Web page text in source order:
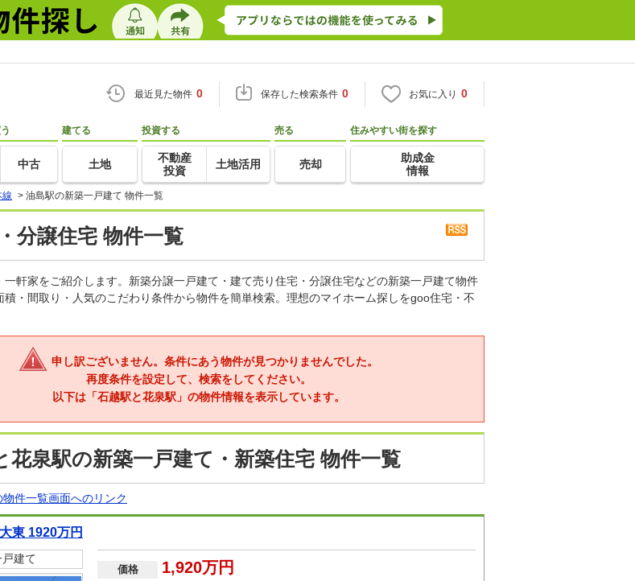
最近見た物件 0 保存した検索条件 0 お気に入り 0
中古
建てる
土地
投資する
不動産
投資
土地活用
売る
売却
住みやすい街を探す
助成金
情報
線 > 油島駅の新築一戸建て 物件一覧
分譲住宅 物件一覧
軒家をご紹介します。新築分譲一戸建て・建て売り住宅・分譲住宅などの新築一戸建て物件
・間取り・人気のこだわり条件から物件を簡単検索。理想のマイホーム探しをgoo住宅・不
申し訳ございません。条件にあう物件が見つかりませんでした。
再度条件を設定して、検索をしてください。
以下は「石越駅と花泉駅」の物件情報を表示しています。
花泉駅の新築一戸建て・新築住宅 物件一覧
件一覧画面へのリンク
東 1920万円
建て
価格 1,920万円